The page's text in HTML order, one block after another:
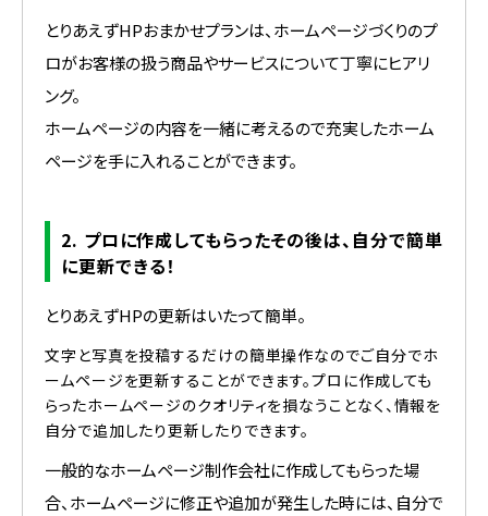
とりあえずHPおまかせプランは、ホームページづくりのプ
ロがお客様の扱う商品やサービスについて丁寧にヒアリ
ング。
ホームページの内容を一緒に考えるので充実したホーム
ページを手に入れることができます。
2. プロに作成してもらったその後は、自分で簡単
に更新できる！
とりあえずHPの更新はいたって簡単。
文字と写真を投稿するだけの簡単操作なのでご自分でホ
ームページを更新することができます。プロに作成しても
らったホームページのクオリティを損なうことなく、情報を
自分で追加したり更新したりできます。
一般的なホームページ制作会社に作成してもらった場
合、ホームページに修正や追加が発生した時には、自分で